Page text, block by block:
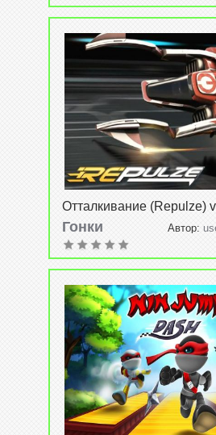
Отталкивание (Repulze)
Гонки Автор:
2015, 17:35